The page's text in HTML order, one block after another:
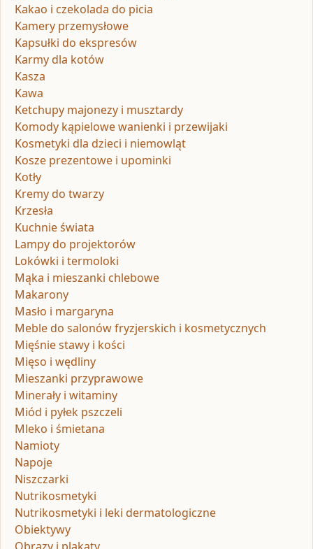
Kakao i czekolada do picia
Kamery przemysłowe
Kapsułki do ekspresów
Karmy dla kotów
Kasza
Kawa
Ketchupy majonezy i musztardy
Komody kąpielowe wanienki i przewijaki
Kosmetyki dla dzieci i niemowląt
Kosze prezentowe i upominki
Kotły
Kremy do twarzy
Krzesła
Kuchnie świata
Lampy do projektorów
Lokówki i termoloki
Mąka i mieszanki chlebowe
Makarony
Masło i margaryna
Meble do salonów fryzjerskich i kosmetycznych
Mięśnie stawy i kości
Mięso i wędliny
Mieszanki przyprawowe
Minerały i witaminy
Miód i pyłek pszczeli
Mleko i śmietana
Namioty
Napoje
Niszczarki
Nutrikosmetyki
Nutrikosmetyki i leki dermatologiczne
Obiektywy